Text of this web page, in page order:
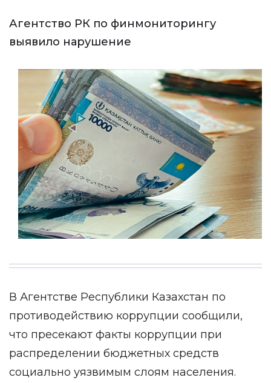
Агентство РК по финмониторингу
выявило нарушение
В Агентстве Республики Казахстан по
противодействию коррупции сообщили,
что пресекают факты коррупции при
распределении бюджетных средств
социально уязвимым слоям населения.